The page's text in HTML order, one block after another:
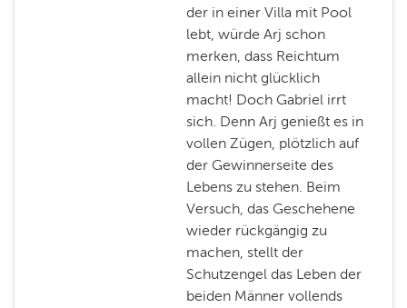
der in einer Villa mit Pool
lebt, würde Arj schon
merken, dass Reichtum
allein nicht glücklich
macht! Doch Gabriel irrt
sich. Denn Arj genießt es in
vollen Zügen, plötzlich auf
der Gewinnerseite des
Lebens zu stehen. Beim
Versuch, das Geschehene
wieder rückgängig zu
machen, stellt der
Schutzengel das Leben der
beiden Männer vollends